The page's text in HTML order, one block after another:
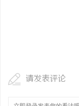
请发表评论